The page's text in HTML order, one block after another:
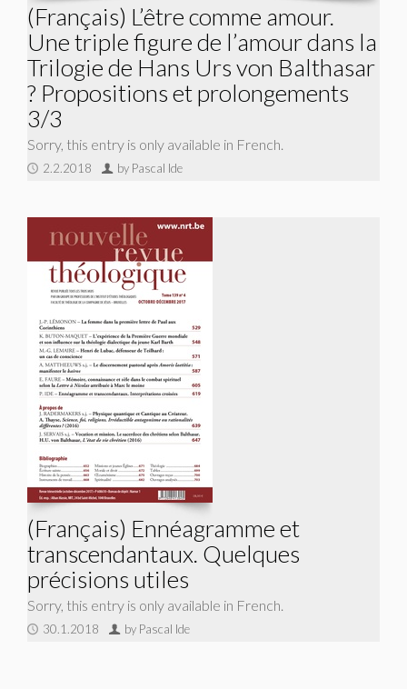
(Français) L’être comme amour.
Une triple figure de l’amour dans la
Trilogie de Hans Urs von Balthasar
? Propositions et prolongements
3/3
Sorry, this entry is only available in French.
2.2.2018 by Pascal Ide
(Français) Ennéagramme et
transcendantaux. Quelques
précisions utiles
Sorry, this entry is only available in French.
30.1.2018 by Pascal Ide